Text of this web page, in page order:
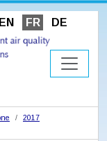
EN FR DE
2017